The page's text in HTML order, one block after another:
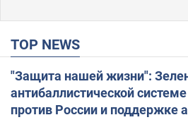
TOP NEWS
"Защита нашей жизни":
антибаллистической
против России и поддержке